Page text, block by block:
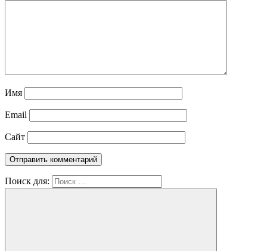
Имя
Email
Сайт
Поиск для: